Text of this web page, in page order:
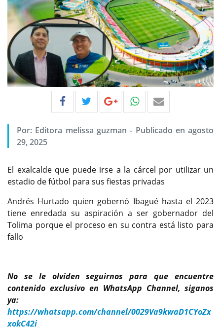
Por: Editora melissa guzman - Publicado en agosto
29, 2025
El exalcalde que puede irse a la cárcel por utilizar un
estadio de fútbol para sus fiestas privadas
Andrés Hurtado quien gobernó Ibagué hasta el 2023
tiene enredada su aspiración a ser gobernador del
Tolima porque el proceso en su contra está listo para
fallo
No se le olviden seguirnos para que encuentre
contenido exclusivo en WhatsApp Channel, siganos
ya:
https://whatsapp.com/channel/0029Va9kwaD1CYoZx
xokC42i